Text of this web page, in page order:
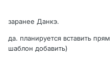
заранее Данкэ.
да. планируется вставить
шаблон добавить)